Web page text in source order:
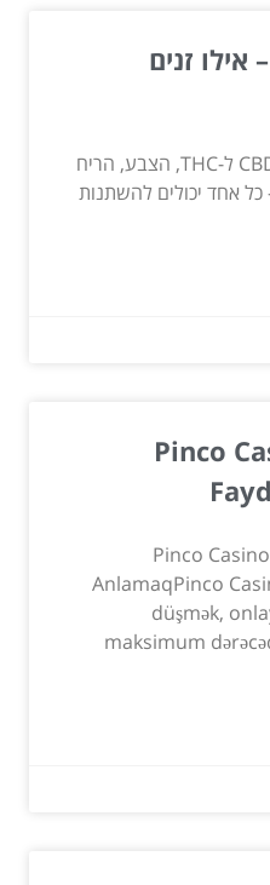
אילו זנים
הרכיבים הכימיים, היחס בין CBD ל-THC, הצבע, הריח
אחד יכולים להשתנות
Pinco
Pinco Casino
AnlamaqPinco
düşmək,
maksimum